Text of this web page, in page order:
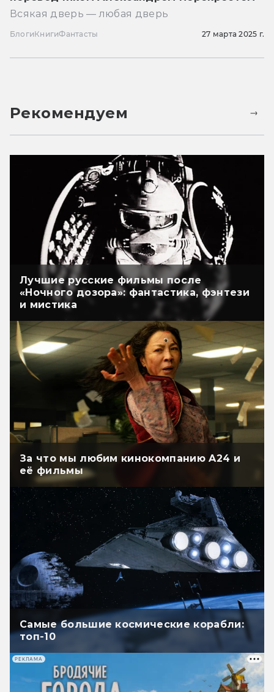
Всякая дверь — любая дверь
БлогиКнигиФантасты 27 марта 2025 г.
Рекомендуем
Лучшие русские фильмы после
«Ночного дозора»: фантастика, фэнтези
и мистика
За что мы любим кинокомпанию A24 и
её фильмы
Самые большие космические корабли:
топ-10
РЕКЛАМА